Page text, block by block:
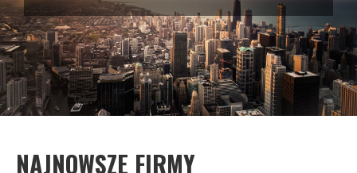
NAJNOWSZE FIRMY